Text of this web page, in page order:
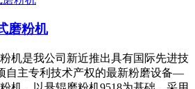
磨粉机
机是我公司新近推出具有国际先进技
自主专利技术产权的最新粉磨设备—